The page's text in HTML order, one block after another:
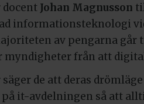
docent Johan Magnusson
informationsteknologi
av pengarna går
från att
de att deras
it-avdelningen så att